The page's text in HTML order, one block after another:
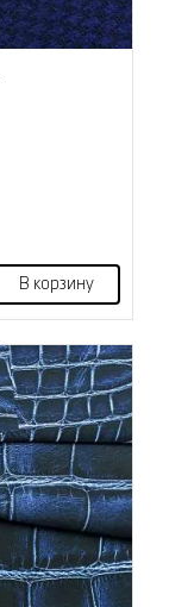
В корзину